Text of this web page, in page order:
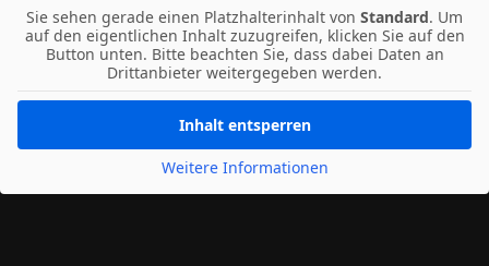
Sie sehen gerade einen Platzhalterinhalt von Standard. Um
auf den eigentlichen Inhalt zuzugreifen, klicken Sie auf den
Button unten. Bitte beachten Sie, dass dabei Daten an
Drittanbieter weitergegeben werden.
Inhalt entsperren
Weitere Informationen